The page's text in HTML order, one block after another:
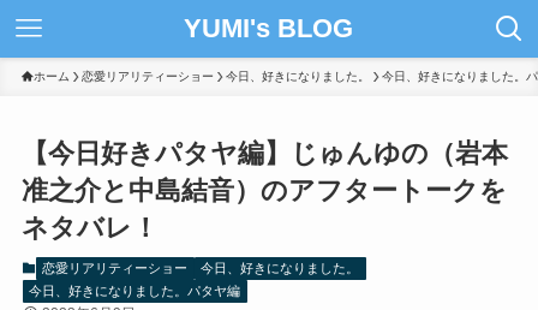
YUMI's BLOG
ホーム 恋愛リアリティーショー 今日、好きになりました。 今日、好きになりました。
【今日好きパタヤ編】じゅんゆの（岩本
准之介と中島結音）のアフタートークを
ネタバレ！
恋愛リアリティーショー
今日、好きになりました。
今日、好きになりました。パタヤ編